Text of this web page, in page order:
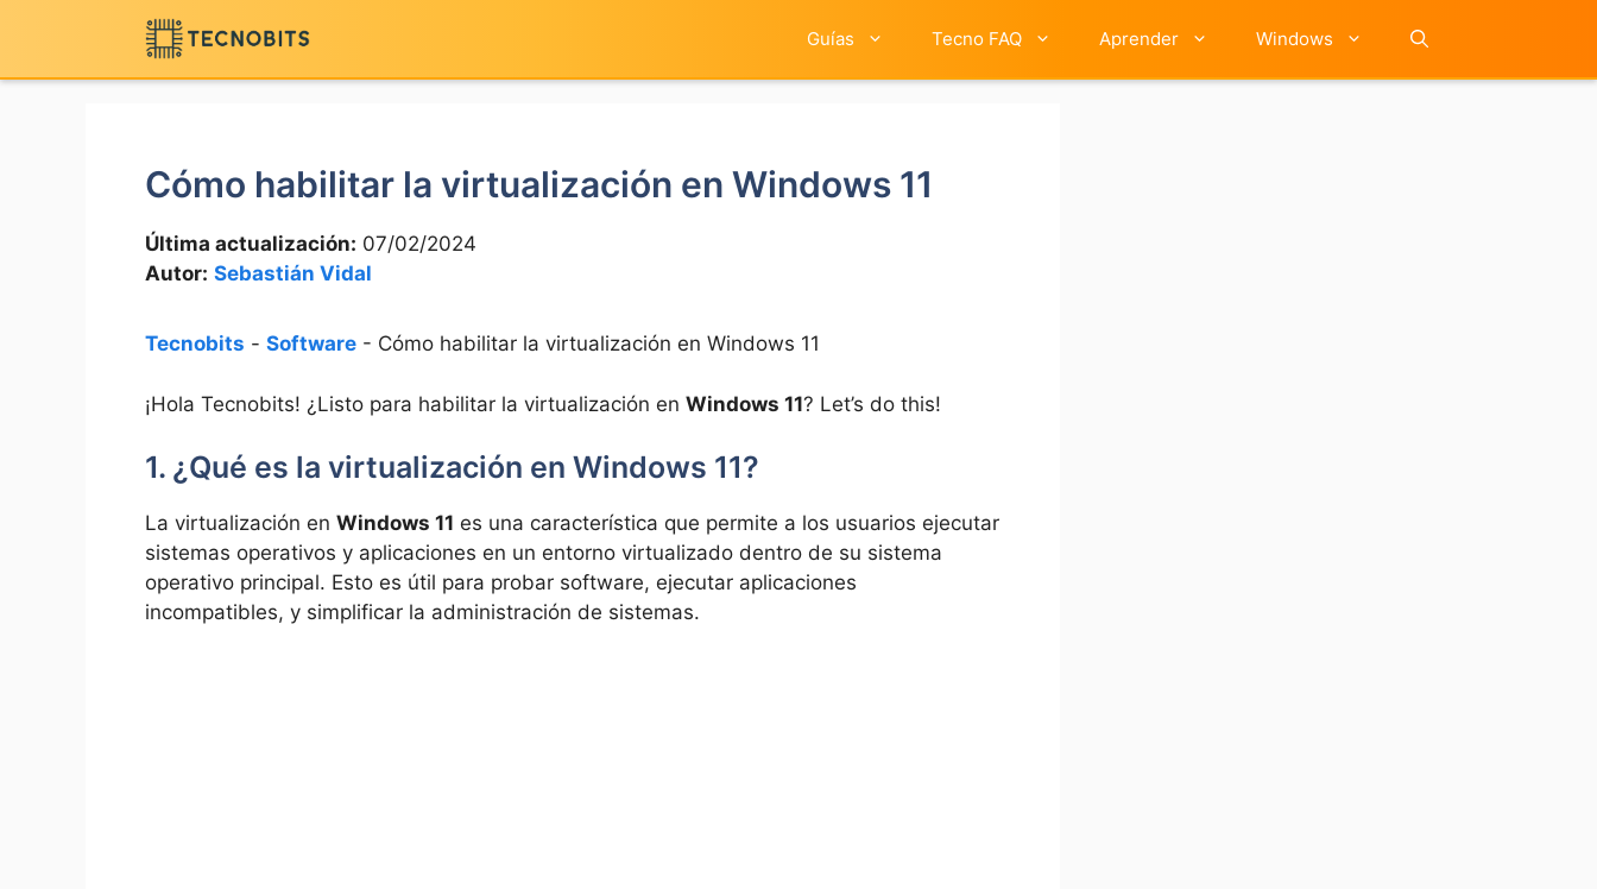
contenido
Guías Tecno FAQ Aprender Windows
Cómo habilitar la virtualización en Windows 11
Última actualización: 07/02/2024
Autor: Sebastián Vidal
Tecnobits - Software - Cómo habilitar la virtualización en Windows 11
¡Hola Tecnobits! ¿Listo para habilitar la virtualización en Windows 11? Let’s do this!
1. ¿Qué es la virtualización en Windows 11?
La virtualización en Windows 11 es una característica que permite a los usuarios ejecutar
sistemas operativos y aplicaciones en un entorno virtualizado dentro de su sistema
operativo principal. Esto es útil para probar software, ejecutar aplicaciones
incompatibles, y simplificar la administración de sistemas.